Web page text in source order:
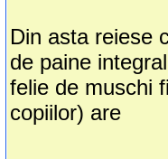
Din asta reiese
de paine
felie de muschi
copiilor) are